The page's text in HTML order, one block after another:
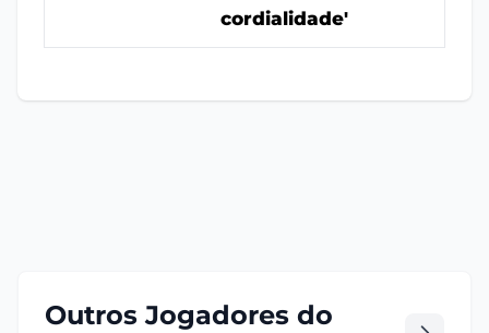
cordialidade'
Outros Jogadores do